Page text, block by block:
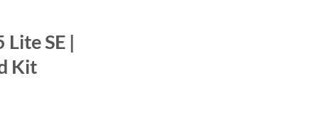
SE |
Kit